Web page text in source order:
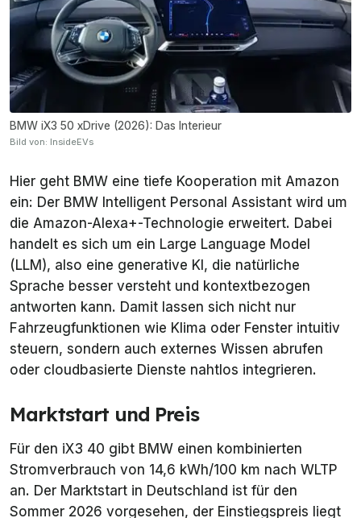
BMW iX3 50 xDrive (2026): Das Interieur
Bild von: InsideEVs
Hier geht BMW eine tiefe Kooperation mit Amazon
ein: Der BMW Intelligent Personal Assistant wird um
die Amazon-Alexa+-Technologie erweitert. Dabei
handelt es sich um ein Large Language Model
(LLM), also eine generative KI, die natürliche
Sprache besser versteht und kontextbezogen
antworten kann. Damit lassen sich nicht nur
Fahrzeugfunktionen wie Klima oder Fenster intuitiv
steuern, sondern auch externes Wissen abrufen
oder cloudbasierte Dienste nahtlos integrieren.
Marktstart und Preis
Für den iX3 40 gibt BMW einen kombinierten
Stromverbrauch von 14,6 kWh/100 km nach WLTP
an. Der Marktstart in Deutschland ist für den
Sommer 2026 vorgesehen, der Einstiegspreis liegt